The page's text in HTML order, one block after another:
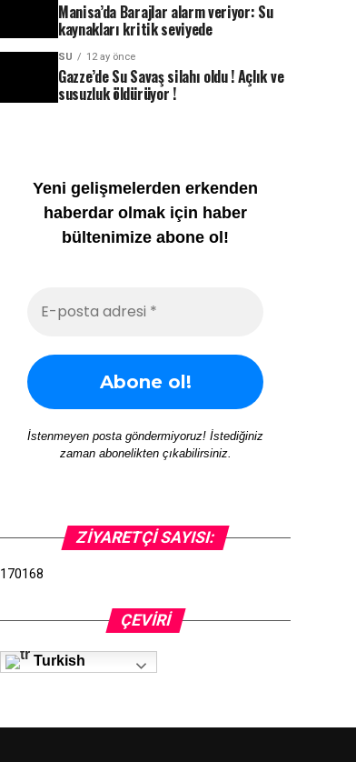
Manisa’da Barajlar alarm veriyor: Su
kaynakları kritik seviyede
SU 12 ay önce
Gazze’de Su Savaş silahı oldu ! Açlık ve
susuzluk öldürüyor !
Yeni gelişmelerden erkenden
haberdar olmak için haber
bültenimize abone ol!
İstenmeyen posta göndermiyoruz! İstediğiniz
zaman abonelikten çıkabilirsiniz.
ZIYARETÇI SAYISI:
170168
ÇEVIRI
Turkish